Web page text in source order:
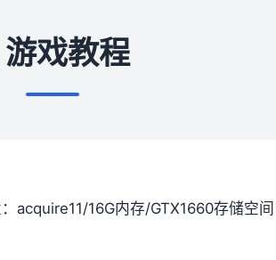
戏教程
​：acquire11/16G内存/GTX1660​存储空间​